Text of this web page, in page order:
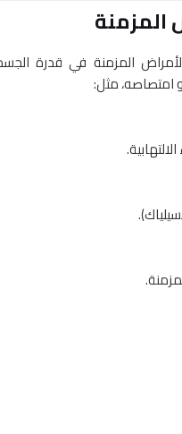
المزمنة في قدرة
امتصاصه، مثل: